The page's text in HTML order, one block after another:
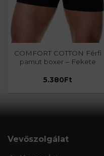
COMFORT COTTON Férfi
pamut boxer – Fekete
5.380Ft
Vevőszolgálat